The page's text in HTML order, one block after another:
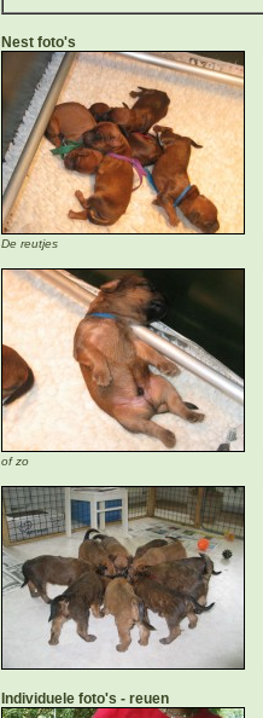
Nest foto's
De reutjes
of zo
Individuele foto's reuen